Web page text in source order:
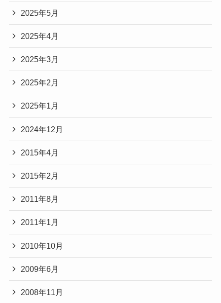
2025年5月
2025年4月
2025年3月
2025年2月
2025年1月
2024年12月
2015年4月
2015年2月
2011年8月
2011年1月
2010年10月
2009年6月
2008年11月